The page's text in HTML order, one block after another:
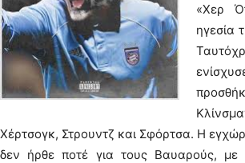
«Χερ
ηγεσία
Χέρτσογκ, Στρουντζ και Σφόρτσα. Η
δεν ήρθε ποτέ για τους Βαυαρούς,